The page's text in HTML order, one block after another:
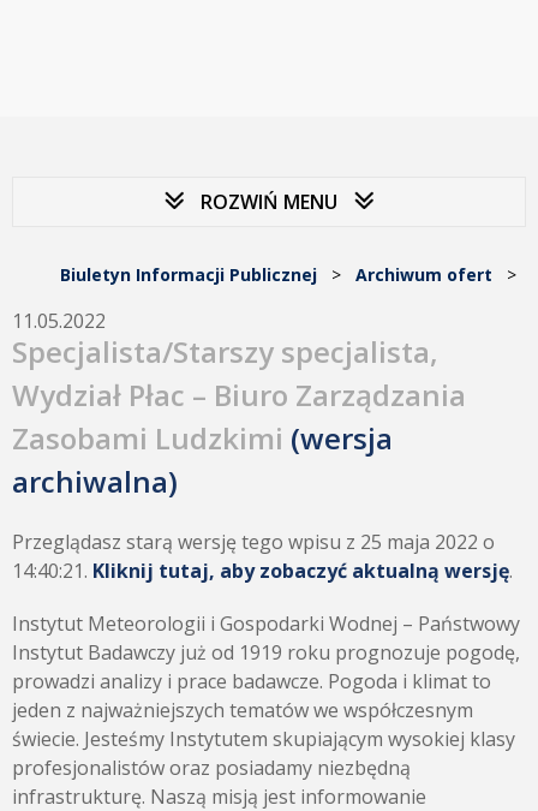
ROZWIŃ MENU
Biuletyn Informacji Publicznej > Archiwum ofert >
11.05.2022
Specjalista/Starszy specjalista,
Wydział Płac – Biuro Zarządzania
Zasobami Ludzkimi (wersja
archiwalna)
Przeglądasz starą wersję tego wpisu z 25 maja 2022 o
14:40:21. Kliknij tutaj, aby zobaczyć aktualną wersję.
Instytut Meteorologii i Gospodarki Wodnej – Państwowy
Instytut Badawczy już od 1919 roku prognozuje pogodę,
prowadzi analizy i prace badawcze. Pogoda i klimat to
jeden z najważniejszych tematów we współczesnym
świecie. Jesteśmy Instytutem skupiającym wysokiej klasy
profesjonalistów oraz posiadamy niezbędną
infrastrukturę. Naszą misją jest informowanie